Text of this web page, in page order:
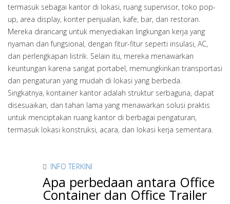
termasuk sebagai kantor di lokasi, ruang supervisor, toko pop-
up, area display, konter penjualan, kafe, bar, dan restoran.
Mereka dirancang untuk menyediakan lingkungan kerja yang
nyaman dan fungsional, dengan fitur-fitur seperti insulasi, AC,
dan perlengkapan listrik. Selain itu, mereka menawarkan
keuntungan karena sangat portabel, memungkinkan transportasi
dan pengaturan yang mudah di lokasi yang berbeda.
Singkatnya, kontainer kantor adalah struktur serbaguna, dapat
disesuaikan, dan tahan lama yang menawarkan solusi praktis
untuk menciptakan ruang kantor di berbagai pengaturan,
termasuk lokasi konstruksi, acara, dan lokasi kerja sementara.
INFO TERKINI
Apa perbedaan antara Office
Container dan Office Trailer